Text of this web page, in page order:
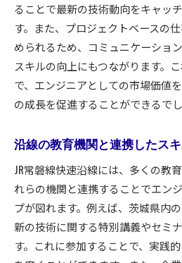
ることで最新の技術動向をキャッ
す。また、プロジェクトベースの
められるため、コミュニケーショ
スキルの向上にもつながります。
で、エンジニアとしての市場価値
の成長を促進することができるでし
沿線の教育機関と連携したス
JR常磐線快速沿線には、多くの教
れらの機関と連携することでエン
プが図れます。例えば、茨城県内
新の技術に関する特別講義やセミ
す。これに参加することで、実践